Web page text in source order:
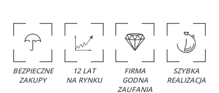
BEZPIECZNE
ZAKUPY
12 LAT
NA RYNKU
FIRMA
GODNA
ZAUFANIA
SZYBKA
REALIZACJA